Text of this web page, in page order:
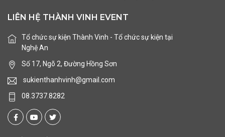
LIÊN HỆ THÀNH VINH EVENT
Tổ chức sự kiện Thành Vinh - Tổ chức sự kiện tại
Nghệ An
Số 17, Ngõ 2, Đường Hồng Sơn
sukienthanhvinh@gmail.com
08.3737.8282